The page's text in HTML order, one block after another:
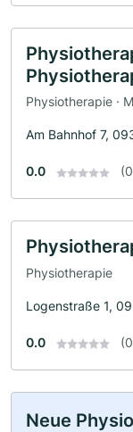
Physiotherapie ·
Am Bahnhof 7,
0.0
Physiotherapie
Logenstraße 1,
0.0
Neue